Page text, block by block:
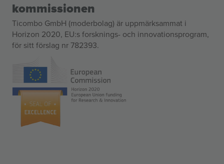
kommissionen
Ticombo GmbH (moderbolag) är uppmärksammat i
Horizon 2020, EU:s forsknings- och innovationsprogram,
för sitt förslag nr 782393.